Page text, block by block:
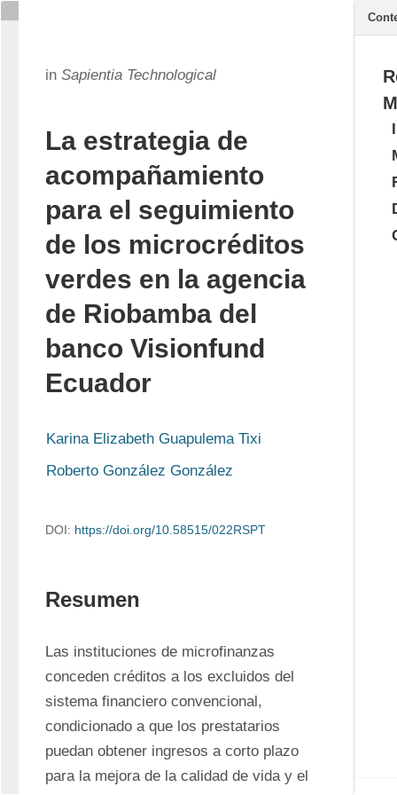
in Sapientia Technological
La estrategia de
acompañamiento
para el seguimiento
de los microcréditos
verdes en la agencia
de Riobamba del
banco Visionfund
Ecuador
Karina Elizabeth Guapulema Tixi
Roberto González González
DOI: https://doi.org/10.58515/022RSPT
Resumen
Las instituciones de microfinanzas
conceden créditos a los excluidos del
sistema financiero convencional,
condicionado a que los prestatarios
puedan obtener ingresos a corto plazo
para la mejora de la calidad de vida y el